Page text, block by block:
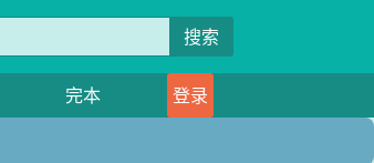
搜索
完本 登录